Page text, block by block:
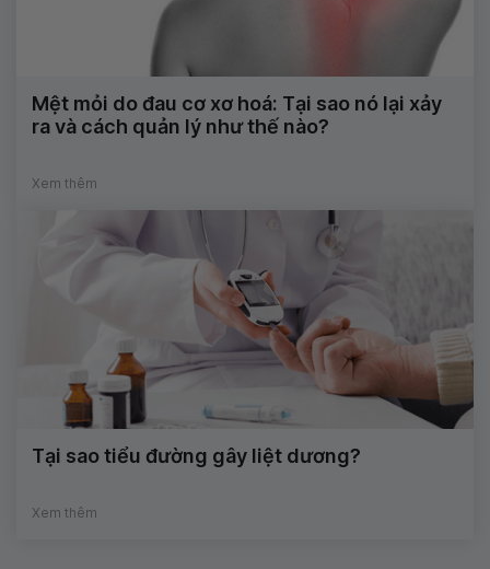
Mệt mỏi do đau cơ xơ hoá: Tại sao nó lại xảy
ra và cách quản lý như thế nào?
Xem thêm
Tại sao tiểu đường gây liệt dương?
Xem thêm